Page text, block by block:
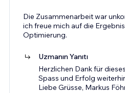
Die Zusammenarbeit war
ich freue mich auf die
Optimierung.
Uzmanın Yanıtı
Herzlichen Dank für
Spass und Erfolg
Liebe Grüsse, Markus